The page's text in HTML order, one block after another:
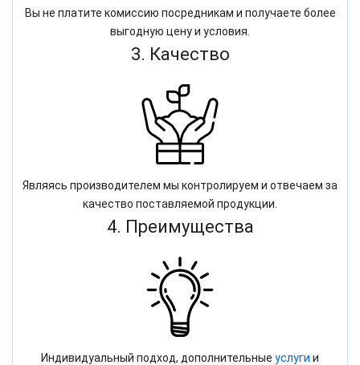
Вы не платите комиссию посредникам и получаете более
выгодную цену и условия.
3. Качество
Являясь производителем мы контролируем и отвечаем за
качество поставляемой продукции.
4. Преимущества
Индивидуальный подход, дополнительные услуги и